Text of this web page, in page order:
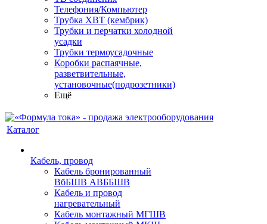
Телефония/Компьютер
Трубка ХВТ (кембрик)
Трубки и перчатки холодной
усадки
Трубки термоусадочные
Коробки распаячные,
разветвительные,
установочные(подрозетники)
Ещё
Каталог
Кабель, провод
Кабель бронированный
ВбБШВ АВББШВ
Кабель и провод
нагревательный
Кабель монтажный МГШВ